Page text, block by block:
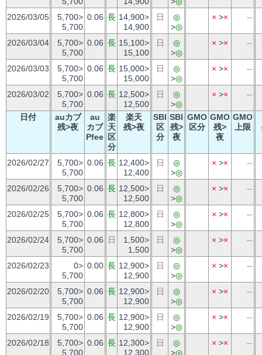
2026/03/05
5,700>
5,700
0.06 長 14,900>
14,900
日
◎
>◎
× >× --
2026/03/04
5,700>
5,700
0.06 長 15,100>
15,100
日
◎
>◎
× >× --
2026/03/03
5,700>
5,700
0.06 長 15,000>
15,000
日
◎
>◎
× >× --
2026/03/02
5,700>
5,700
0.06 長 12,500>
12,500
日
◎
>◎
× >× --
日付
auカブ
残>夜
au
カブ
Pfee
楽
天
区
分
楽天
残>夜
SBI
区
分
SBI
残>
夜
GMO
区分
GMO
残>
夜
GMO
上限
2026/02/27
5,700>
5,700
0.06 長 12,400>
12,400
日
◎
>◎
× >× --
2026/02/26
5,700>
5,700
0.06 長 12,500>
12,500
日
◎
>◎
× >× --
2026/02/25
5,700>
5,700
0.06 長 12,800>
12,800
日
◎
>◎
× >× --
2026/02/24
5,700>
5,700
0.06 日
1,500>
1,500
日
◎
>◎
× >× --
2026/02/23
0>
5,700
0.00 長 12,900>
12,900
日
◎
>◎
× >× --
2026/02/20
5,700>
5,700
0.06 長 12,900>
12,900
日
◎
>◎
× >× --
2026/02/19
5,700>
5,700
0.06 長 12,900>
12,900
日
◎
>◎
× >× --
2026/02/18
5,700>
5,700
0.06 長 12,300>
12,300
日
◎
>◎
× >× --